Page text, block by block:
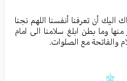
اليك أن تعرفنا أنفسنا اللهم نجنا
وما بطن ابلغ سلامنا الى امام
والفاتحة مع الصلوات.